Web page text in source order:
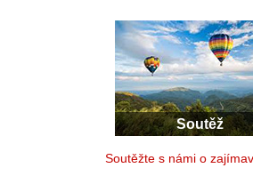
Soutěž
Soutěžte s námi o